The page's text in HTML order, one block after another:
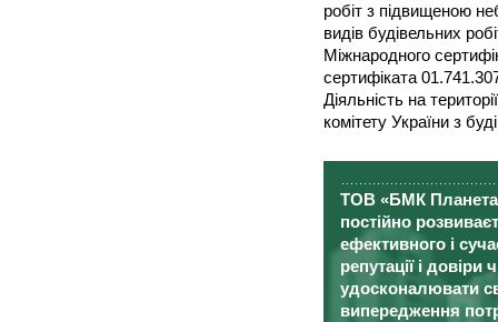
робіт з підвищеною
видів будівельних
Міжнародного
сертифіката
Діяльність на
комітету України з
ТОВ «БМК
постійно
ефективного і
репутації і
удосконалювати
випередження